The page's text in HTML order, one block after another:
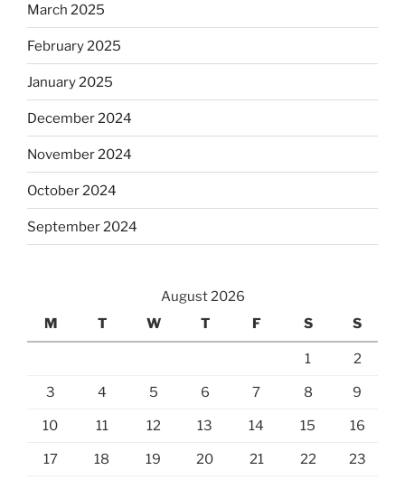
March 2025
February 2025
January 2025
December 2024
November 2024
October 2024
September 2024
August 2026
M
T W T F S S
1 2
3 4 5 6 7 8 9
10 11 12 13 14 15 16
17 18 19 20 21 22 23